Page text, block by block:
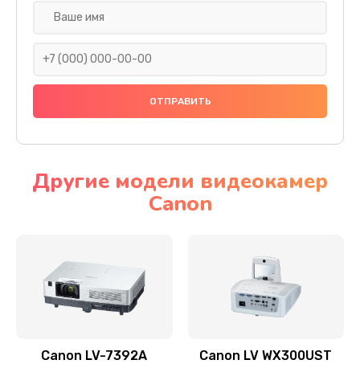
Замена датчика
Замена дисплея
Замена кнопки
Заказать
Другие модели видеокамер
Canon
Canon LV-7392A Canon LV WX300UST